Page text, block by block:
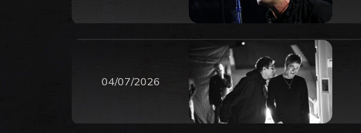
04/07/2026